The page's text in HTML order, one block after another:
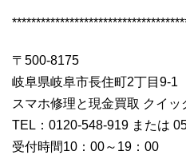
〒500-8175
岐阜県岐阜市長住町2丁目9-1
スマホ修理と現金買取 クイッ
TEL：0120-548-919 または
受付時間10：00～19：00